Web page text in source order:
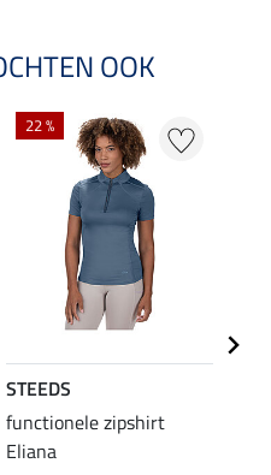
OOK
22 %
STEEDS
functionele zipshirt
Eliana